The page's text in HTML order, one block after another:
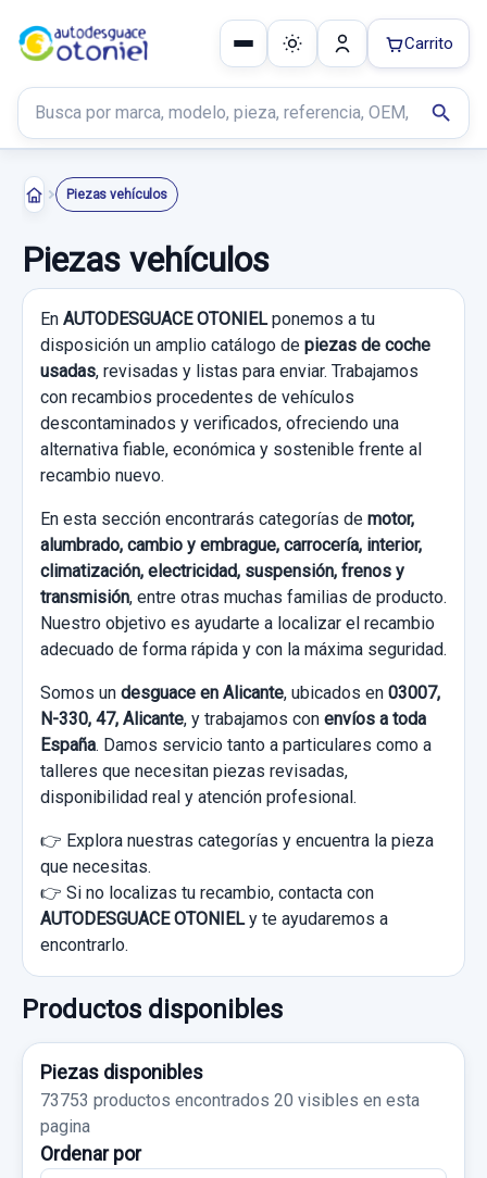
Buscar productos
search
Carrito
Piezas vehículos
Piezas vehículos
En AUTODESGUACE OTONIELponemos a tu
disposición un amplio catálogo de piezas de coche
usadas, revisadas y listas para enviar. Trabajamos
con recambios procedentes de vehículos
descontaminados y verificados, ofreciendo una
alternativa fiable, económica y sostenible frente al
recambio nuevo.
En esta sección encontrarás categorías de motor,
alumbrado, cambio y embrague, carrocería, interior,
climatización, electricidad, suspensión, frenos y
transmisión, entre otras muchas familias de producto.
Nuestro objetivo es ayudarte a localizar el recambio
adecuado de forma rápida y con la máxima seguridad.
Somos un desguace en Alicante, ubicados en 03007,
N-330, 47, Alicante, y trabajamos con envíos a toda
España. Damos servicio tanto a particulares como a
talleres que necesitan piezas revisadas,
disponibilidad real y atención profesional.
👉 Explora nuestras categorías y encuentra la pieza
que necesitas.
👉 Si no localizas tu recambio, contacta con
AUTODESGUACE OTONIELy te ayudaremos a
encontrarlo.
Productos disponibles
Piezas disponibles
73753 productos encontrados 20 visibles en esta
pagina
Ordenar por